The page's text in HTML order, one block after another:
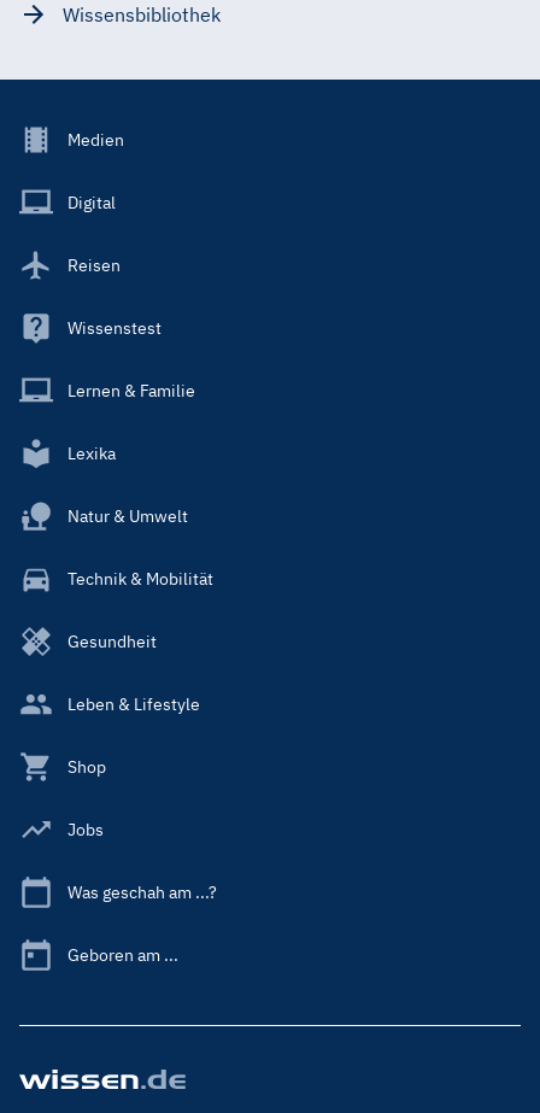
Wissensbibliothek
Footer
Main
Medien
Digital
Reisen
Wissenstest
Lernen & Familie
Lexika
Natur & Umwelt
Technik & Mobilität
Gesundheit
Leben & Lifestyle
Shop
Jobs
Was geschah am ...?
Geboren am ...